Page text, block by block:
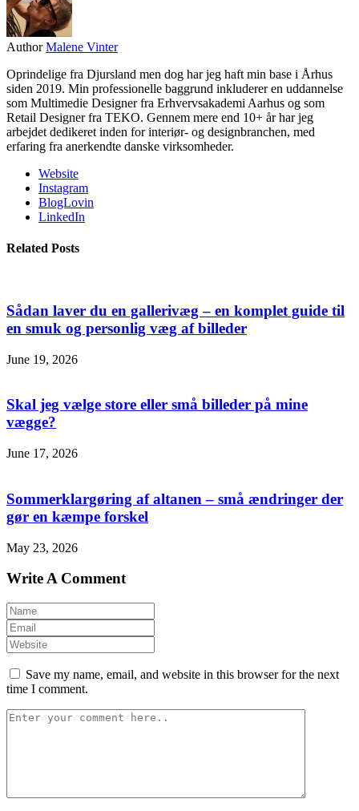
Author Malene Vinter
Oprindelige fra Djursland men dog har jeg haft min base i Århus
siden 2019. Min professionelle baggrund inkluderer en uddannelse
som Multimedie Designer fra Erhvervsakademi Aarhus og som
Retail Designer fra TEKO. Gennem mere end 10+ år har jeg
arbejdet dedikeret inden for interiør- og designbranchen, med
erfaring fra anerkendte danske virksomheder.
Website
Instagram
BlogLovin
LinkedIn
Related Posts
Sådan laver du en gallerivæg – en komplet guide til
en smuk og personlig væg af billeder
June 19, 2026
Skal jeg vælge store eller små billeder på mine
vægge?
June 17, 2026
Sommerklargøring af altanen – små ændringer der
gør en kæmpe forskel
May 23, 2026
Write A Comment
Save my name, email, and website in this browser for the next
time I comment.